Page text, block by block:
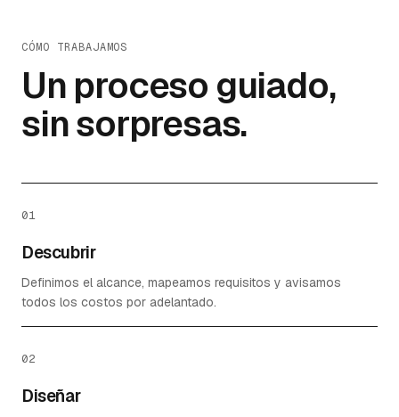
CÓMO TRABAJAMOS
Un proceso guiado,
sin sorpresas.
01
Descubrir
Definimos el alcance, mapeamos requisitos y avisamos
todos los costos por adelantado.
02
Diseñar